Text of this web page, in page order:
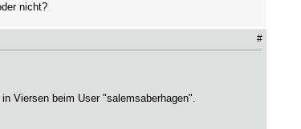
nicht?
#
Viersen beim User "salemsaberhagen".